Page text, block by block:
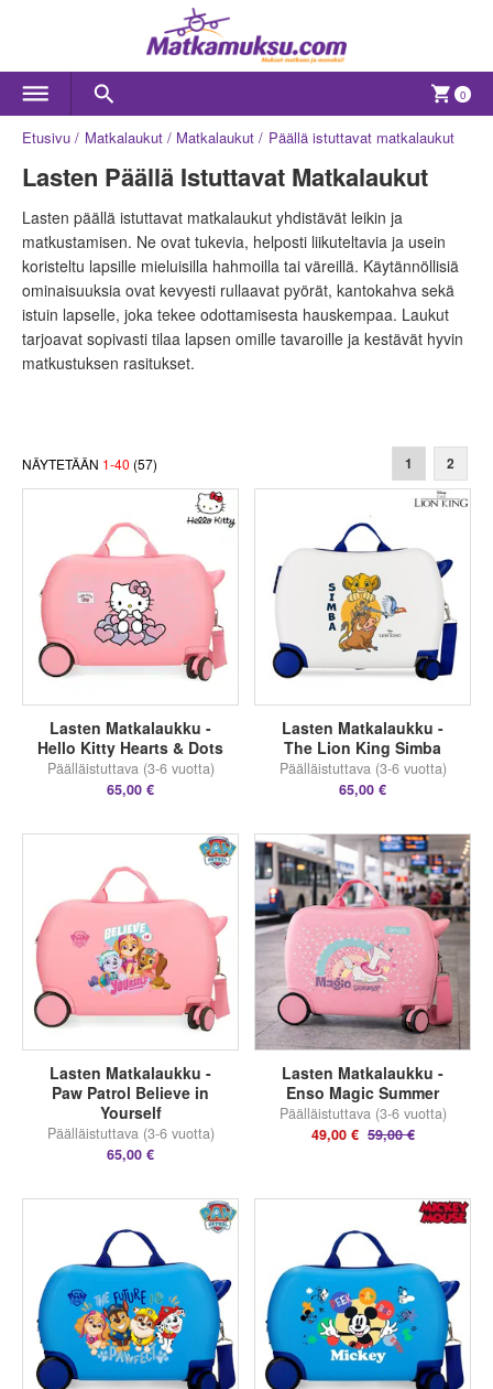
0
Etusivu Matkalaukut Matkalaukut Päällä istuttavat matkalaukut
Lasten Päällä Istuttavat Matkalaukut
Lasten päällä istuttavat matkalaukut yhdistävät leikin ja
matkustamisen. Ne ovat tukevia, helposti liikuteltavia ja usein
koristeltu lapsille mieluisilla hahmoilla tai väreillä. Käytännöllisiä
ominaisuuksia ovat kevyesti rullaavat pyörät, kantokahva sekä
istuin lapselle, joka tekee odottamisesta hauskempaa. Laukut
tarjoavat sopivasti tilaa lapsen omille tavaroille ja kestävät hyvin
matkustuksen rasitukset.
NÄYTETÄÄN 1-40 (57) 1 2
Lasten Matkalaukku -
Hello Kitty Hearts & Dots
Päälläistuttava (3-6 vuotta)
65,00 €
Lasten Matkalaukku -
The Lion King Simba
Päälläistuttava (3-6 vuotta)
65,00 €
Lasten Matkalaukku -
Paw Patrol Believe in
Yourself
Päälläistuttava (3-6 vuotta)
65,00 €
Lasten Matkalaukku -
Enso Magic Summer
Päälläistuttava (3-6 vuotta)
49,00 € 59,00 €